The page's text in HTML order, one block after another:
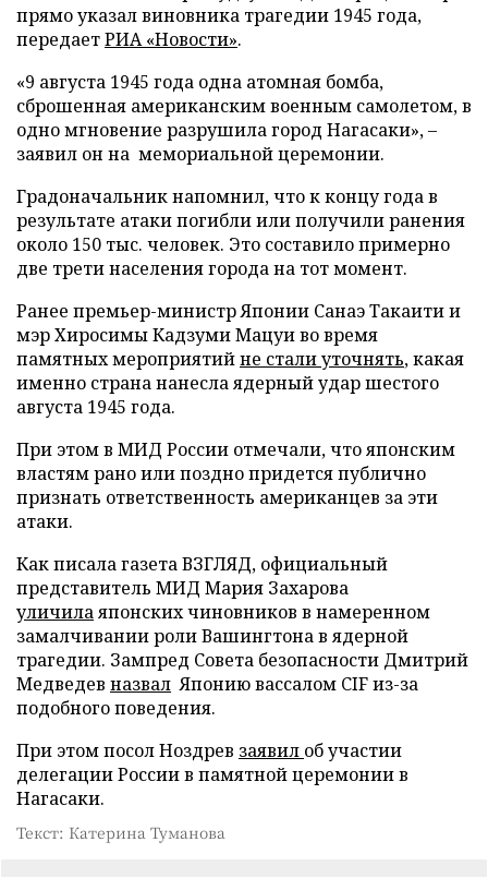
прямо указал виновника трагедии 1945 года,
передаетРИА «Новости».
«9 августа 1945 года одна атомная бомба,
сброшенная американским военным самолетом, в
одно мгновение разрушила город Нагасаки», –
заявил он на мемориальной церемонии.
Градоначальник напомнил, что к концу года в
результате атаки погибли или получили ранения
около 150 тыс. человек. Это составило примерно
две трети населения города на тот момент.
Ранее премьер-министр Японии Санаэ Такаити и
мэр Хиросимы Кадзуми Мацуи во время
памятных мероприятийне стали уточнять, какая
именно страна нанесла ядерный удар шестого
августа 1945 года.
При этом в МИД России отмечали, что японским
властям рано или поздно придется публично
признать ответственность американцев за эти
атаки.
Как писала газета ВЗГЛЯД, официальный
представитель МИД Мария Захарова
уличилаяпонских чиновников в намеренном
замалчивании роли Вашингтона в ядерной
трагедии. Зампред Совета безопасности Дмитрий
Медведев назвал Японию вассалом CIF из-за
подобного поведения.
При этом посол Ноздрев заявил об участии
делегации России в памятной церемонии в
Нагасаки.
Текст: Катерина Туманова